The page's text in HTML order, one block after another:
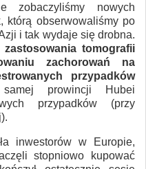
zobaczyliśmy nowych
którą obserwowaliśmy po
i tak wydaje się drobna.
tomografii
zachorowań na
przypadków
prowincji Hubei
przypadków (przy
inwestorów w Europie,
stopniowo kupować